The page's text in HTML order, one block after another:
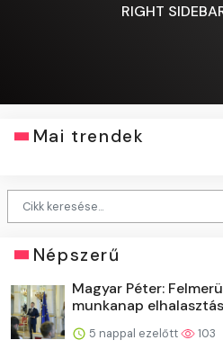
RIGHT
Mai trendek
Népszerű
Magyar Péter:
munkanap
5 nappal ezelőtt 103